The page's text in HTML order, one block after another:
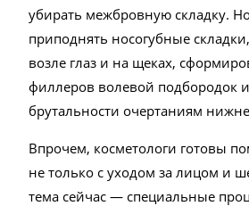
убирать межбровную складку.
приподнять носогубные
возле глаз и на щеках,
филлеров волевой подбородок
брутальности очертаниям
Впрочем, косметологи готовы
не только с уходом за лицом и
тема сейчас — специальные